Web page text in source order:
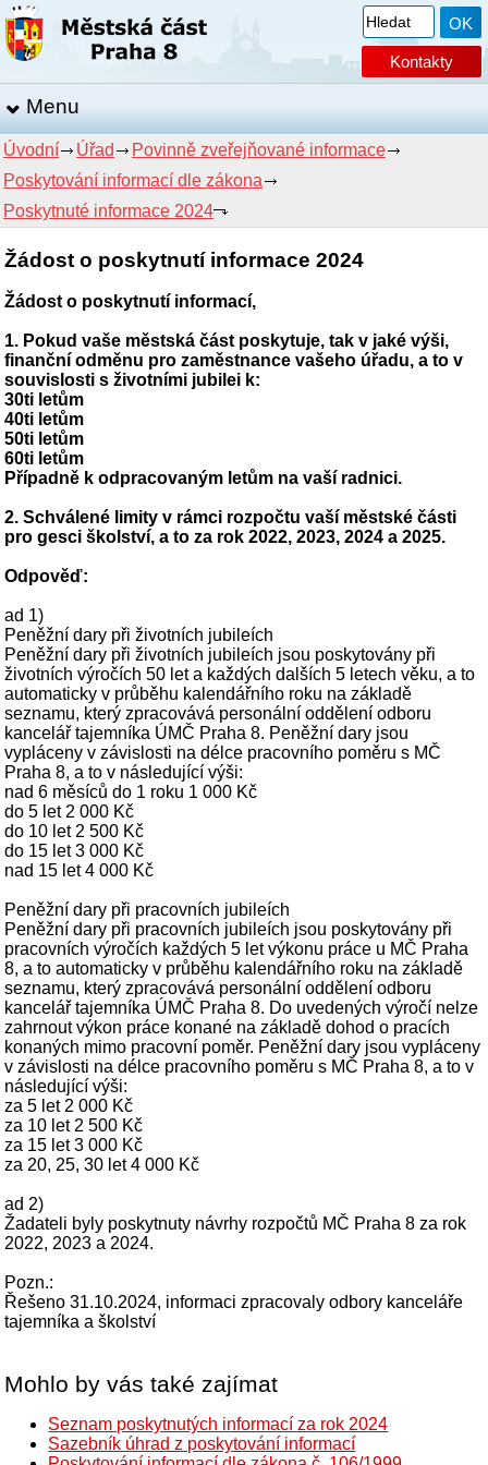
Kontakty
Menu
Úvodní Úřad
Povinně zveřejňované informace
Poskytování informací dle zákona
Poskytnuté informace 2024
Žádost o poskytnutí informace 2024
Žádost o poskytnutí informací,
1. Pokud vaše městská část poskytuje, tak v jaké výši,
finanční odměnu pro zaměstnance vašeho úřadu, a to v
souvislosti s životními jubilei k:
30ti letům
40ti letům
50ti letům
60ti letům
Případně k odpracovaným letům na vaší radnici.
2. Schválené limity v rámci rozpočtu vaší městské části
pro gesci školství, a to za rok 2022, 2023, 2024 a 2025.
Odpověď:
ad 1)
Peněžní dary při životních jubileích
Peněžní dary při životních jubileích jsou poskytovány při
životních výročích 50 let a každých dalších 5 letech věku, a to
automaticky v průběhu kalendářního roku na základě
seznamu, který zpracovává personální oddělení odboru
kancelář tajemníka ÚMČ Praha 8. Peněžní dary jsou
vypláceny v závislosti na délce pracovního poměru s MČ
Praha 8, a to v následující výši:
nad 6 měsíců do 1 roku 1 000 Kč
do 5 let 2 000 Kč
do 10 let 2 500 Kč
do 15 let 3 000 Kč
nad 15 let 4 000 Kč
Peněžní dary při pracovních jubileích
Peněžní dary při pracovních jubileích jsou poskytovány při
pracovních výročích každých 5 let výkonu práce u MČ Praha
8, a to automaticky v průběhu kalendářního roku na základě
seznamu, který zpracovává personální oddělení odboru
kancelář tajemníka ÚMČ Praha 8. Do uvedených výročí nelze
zahrnout výkon práce konané na základě dohod o pracích
konaných mimo pracovní poměr. Peněžní dary jsou vypláceny
v závislosti na délce pracovního poměru s MČ Praha 8, a to v
následující výši:
za 5 let 2 000 Kč
za 10 let 2 500 Kč
za 15 let 3 000 Kč
za 20, 25, 30 let 4 000 Kč
ad 2)
Žadateli byly poskytnuty návrhy rozpočtů MČ Praha 8 za rok
2022, 2023 a 2024.
Pozn.:
Řešeno 31.10.2024, informaci zpracovaly odbory kanceláře
tajemníka a školství
Mohlo by vás také zajímat
Seznam poskytnutých informací za rok 2024
Sazebník úhrad z poskytování informací